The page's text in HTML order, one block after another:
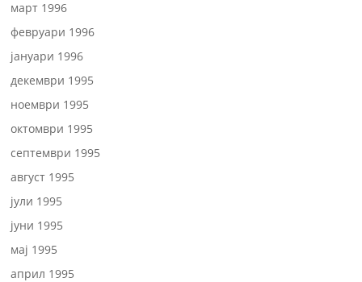
март 1996
февруари 1996
јануари 1996
декември 1995
ноември 1995
октомври 1995
септември 1995
август 1995
јули 1995
јуни 1995
мај 1995
април 1995